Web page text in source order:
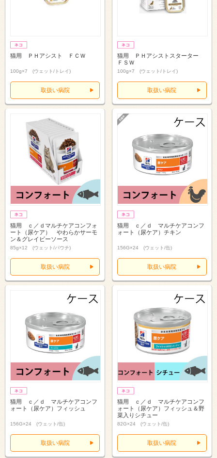
猫用 ＰＨアシスト ＦＣＷ
100g×7 (ウェット/トレイ)
取扱い病院
猫用 ＰＨアシストスターター
ＦＳＷ
100g×7 (ウェット/トレイ)
取扱い病院
猫用 ｃ／ｄマルチケアコンフォ
ート（尿ケア） やわらかサーモ
ン＆グレイビーソース
85g×12 (ウェット/パウチ)
取扱い病院
猫用 ｃ／ｄ マルチケアコンフ
ォート（尿ケア）チキン
156G×24 (ウェット/缶)
取扱い病院
猫用 ｃ／ｄ マルチケアコンフ
ォート（尿ケア）フィッシュ
156G×24 (ウェット/缶)
取扱い病院
猫用 ｃ／ｄ マルチケアコンフ
ォート（尿ケア）フィッシュ＆野
菜入りシチュー
82G×24 (ウェット/缶)
取扱い病院